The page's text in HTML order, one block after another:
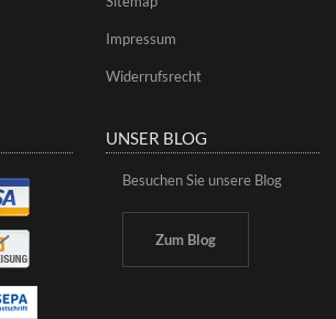
Impressum
Widerrufsrecht
UNSER BLOG
Besuchen Sie unsere Blog
Zum Blog